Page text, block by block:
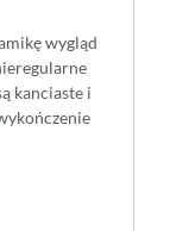
wygląd
kanciaste i